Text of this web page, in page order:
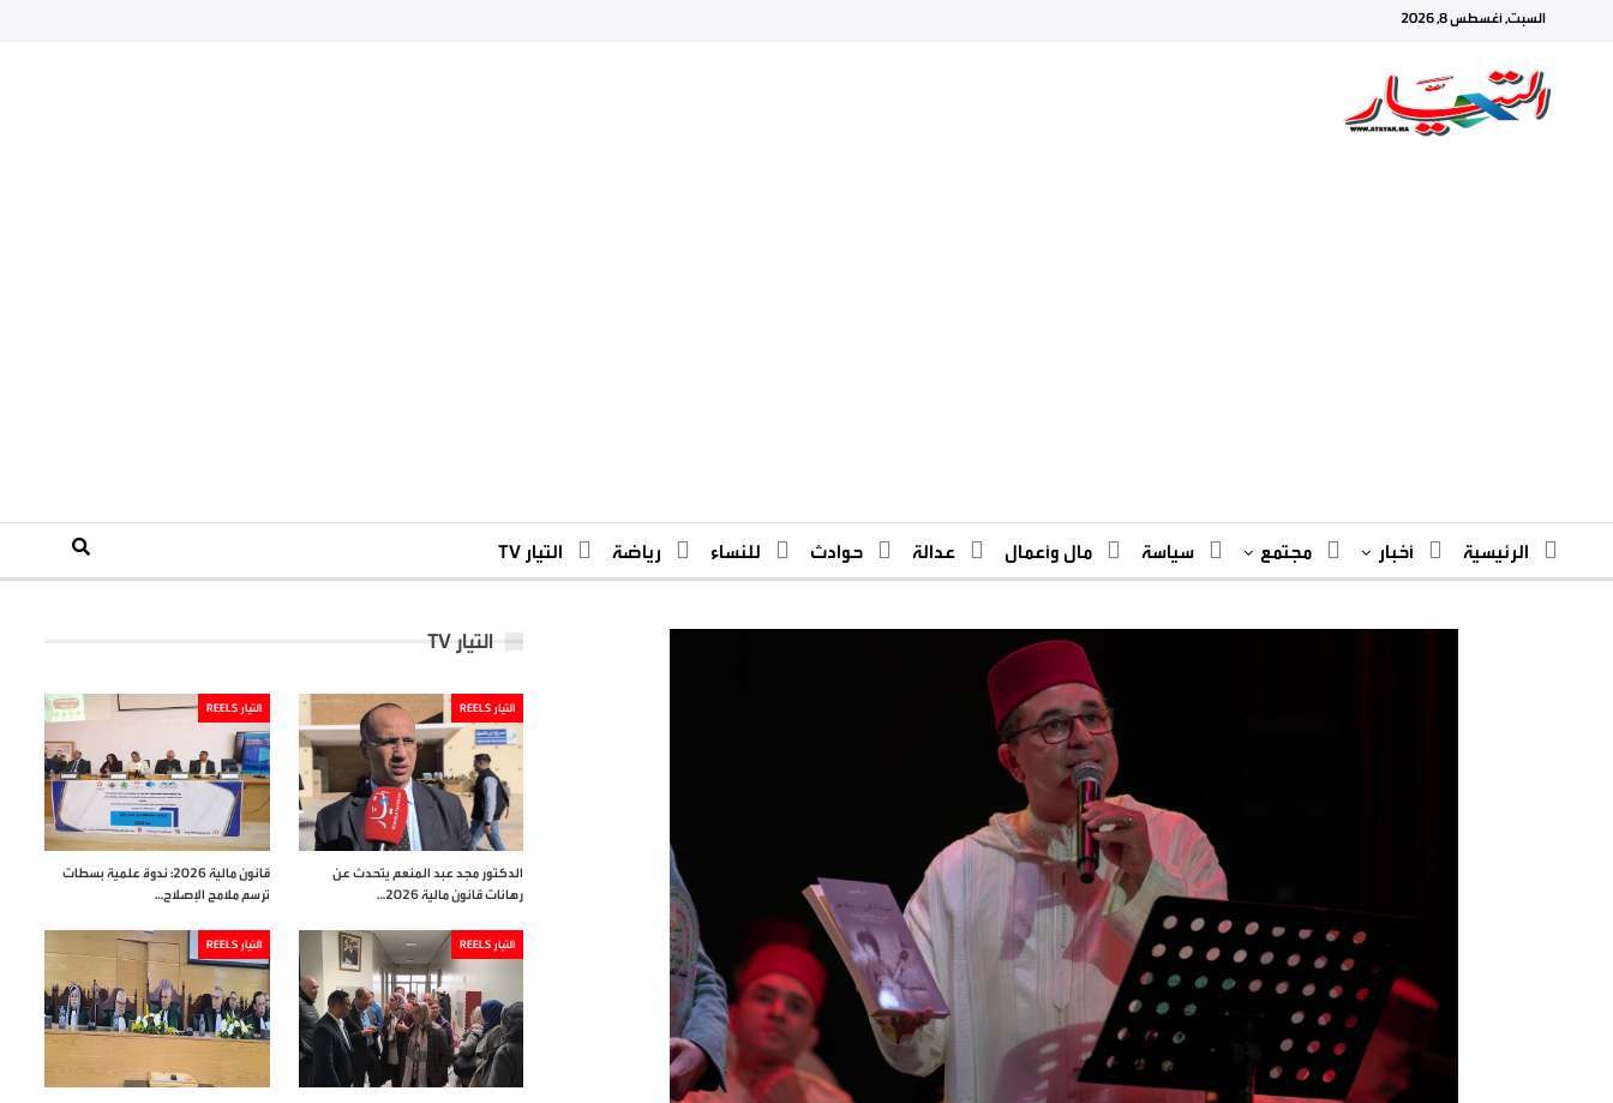
السبت, أغسطس 8, 2026
الرئيسية أخبار مجتمع سياسة مال وأعمال عدالة حوادث للنساء رياضة التيار TV
التيار TV
التيار REELS
الدكتور مجد عبد المنعم يتحدث عن
رهانات قانون مالية 2026…
التيار REELS
قانون مالية 2026: ندوة علمية بسطات
ترسم ملامح الإصلاح…
التيار REELS التيار REELS